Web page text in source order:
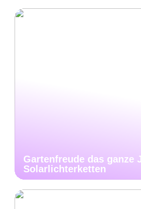
Gartenfreude das ganze
Solarlichterketten